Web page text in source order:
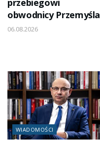
przebiegowi
obwodnicy Przemyśla
06.08.2026
WIADOMOŚCI